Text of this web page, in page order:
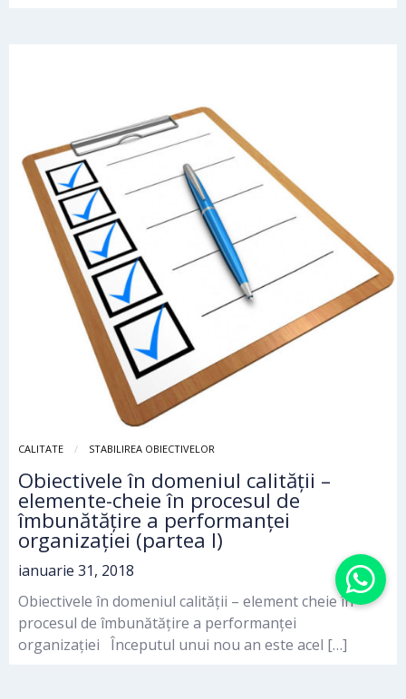
CALITATE STABILIREA OBIECTIVELOR
Obiectivele în domeniul calității –
elemente-cheie în procesul de
îmbunătățire a performanței
organizației (partea I)
ianuarie 31, 2018
Obiectivele în domeniul calității – element cheie în
procesul de îmbunătățire a performanței
organizației Începutul unui nou an este acel […]